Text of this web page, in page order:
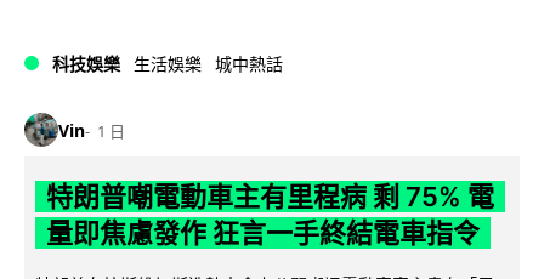
科技娛樂 生活娛樂 城中熱話
Vin 1 日
特朗普嘲電動車主有里程病 剩 75% 電
量即焦慮發作 狂言一手終結電車指令